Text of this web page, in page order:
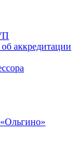
аккредитации